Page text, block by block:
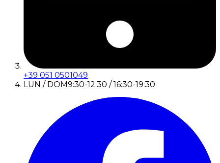
+39 051 0501049
LUN / DOM9:30-12:30 / 16:30-19:30